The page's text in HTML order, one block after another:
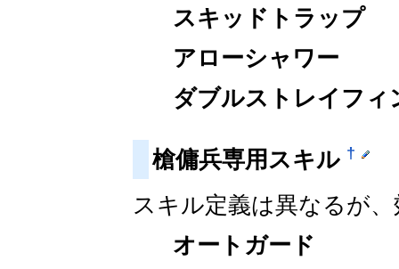
スキッドトラップ
アローシャワー
ダブルストレイフィ
槍傭兵専用スキル †
スキル定義は異なるが
オートガード